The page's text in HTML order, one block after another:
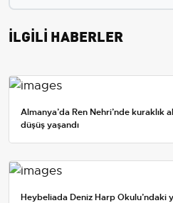
İLGİLİ HABERLER
Almanya’da Ren Nehri’nde kuraklık
düşüş yaşandı
Heybeliada Deniz Harp Okulu’ndaki